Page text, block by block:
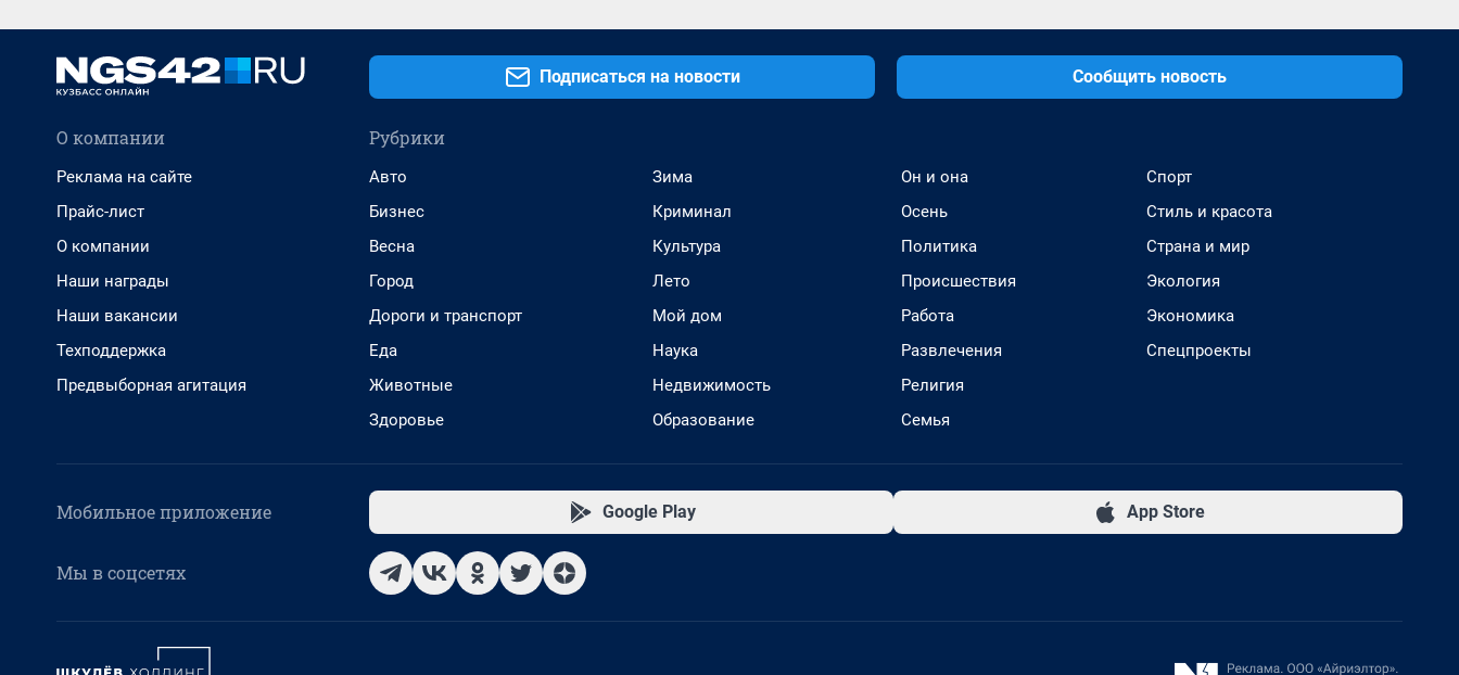
Подписаться на новости Сообщить новость
О компании
Реклама на сайте
Прайс-лист
О компании
Наши награды
Наши вакансии
Техподдержка
Предвыборная агитация
Рубрики
Авто
Бизнес
Весна
Город
Дороги и транспорт
Еда
Животные
Здоровье
Зима
Криминал
Культура
Лето
Мой дом
Наука
Недвижимость
Образование
Он и она
Осень
Политика
Происшествия
Работа
Развлечения
Религия
Семья
Спорт
Стиль и красота
Страна и мир
Экология
Экономика
Спецпроекты
Мобильное приложение Google Play App Store
Мы в соцсетях